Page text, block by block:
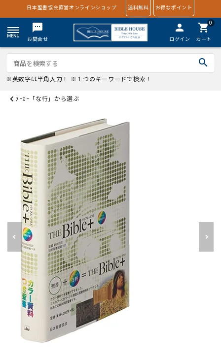
日本聖書協会直営オンラインショップ 送料無料 お得なポイント
textsms
お問合せ
person
ログイン
0
shopping_cart
カート
search
※英数字は半角入力！ ※１つのキーワードで検索！
ﾒｰｶｰ「な行」から選ぶ